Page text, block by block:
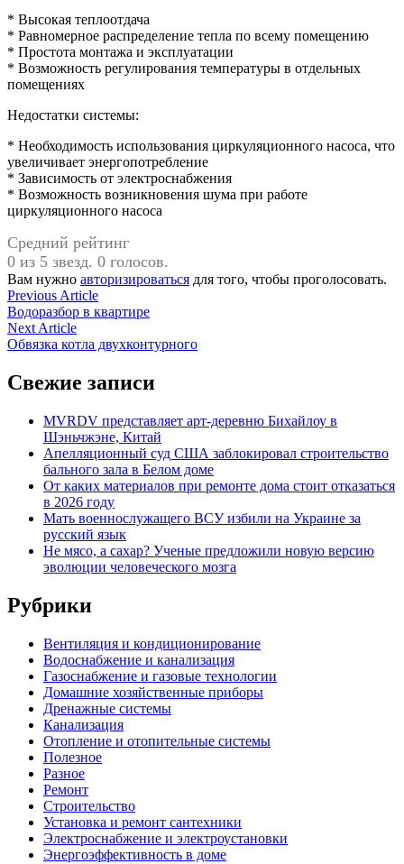
* Высокая теплоотдача
* Равномерное распределение тепла по всему помещению
* Простота монтажа и эксплуатации
* Возможность регулирования температуры в отдельных
помещениях
Недостатки системы:
* Необходимость использования циркуляционного насоса, что
увеличивает энергопотребление
* Зависимость от электроснабжения
* Возможность возникновения шума при работе
циркуляционного насоса
Средний рейтинг
0 из 5 звезд. 0 голосов.
Вам нужно авторизироваться для того, чтобы проголосовать.
Навигация
по
записям
Previous ArticlePrevious
article:
Водоразбор в квартире
Next ArticleNext
article:
Обвязка котла двухконтурного
Свежие записи
MVRDV представляет арт-деревню Бихайлоу в
Шэньчжэне, Китай
Апелляционный суд США заблокировал строительство
бального зала в Белом доме
От каких материалов при ремонте дома стоит отказаться
в 2026 году
Мать военнослужащего ВСУ избили на Украине за
русский язык
Не мясо, а сахар? Ученые предложили новую версию
эволюции человеческого мозга
Рубрики
Вентиляция и кондиционирование
Водоснабжение и канализация
Газоснабжение и газовые технологии
Домашние хозяйственные приборы
Дренажные системы
Канализация
Отопление и отопительные системы
Полезное
Разное
Ремонт
Строительство
Установка и ремонт сантехники
Электроснабжение и электроустановки
Энергоэффективность в доме